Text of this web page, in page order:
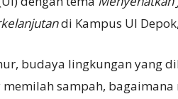
di Kampus UI
budaya lingkungan yang
sampah,